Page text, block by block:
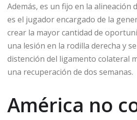
Además, es un fijo en la alineación
es el jugador encargado de la
crear la mayor cantidad de
una lesión en la rodilla derecha y
distención del ligamento colateral
una recuperación de dos semanas.
América no